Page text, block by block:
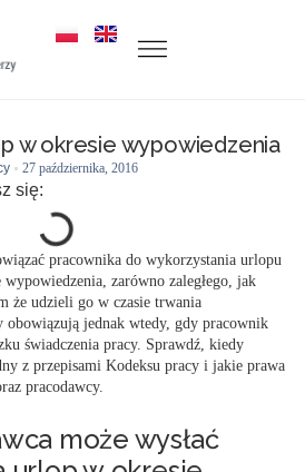
w okresie wypowiedzenia
27 października, 2016
się:
pracownika do wykorzystania urlopu
zarówno zaległego, jak
że udzieli go w czasie trwania
obowiązują jednak wtedy, gdy pracownik
świadczenia pracy. Sprawdź, kiedy
z przepisami Kodeksu pracy i jakie prawa
pracodawcy.
może wysłać